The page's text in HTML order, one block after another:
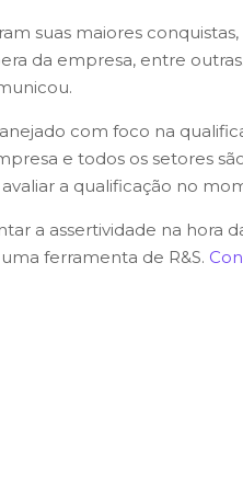
suas maiores
da empresa, entre
com foco na
e todos os setores
a qualificação no
a assertividade na hora
ferramenta de R&S.